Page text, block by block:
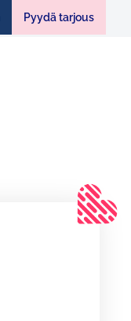
Pyydä tarjous